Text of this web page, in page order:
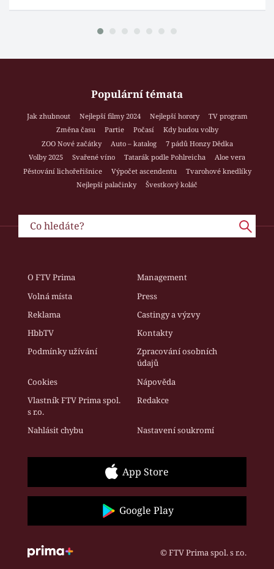
Populární témata
Jak zhubnout Nejlepší filmy 2024 Nejlepší horory
TV program
Změna času
Partie Počasí
Kdy budou volby
ZOO Nové začátky
Auto – katalog
7 pádů Honzy Dědka
Volby 2025
Svařené víno Tatarák podle Pohlreicha
Aloe vera
Pěstování lichořeřišnice
Výpočet ascendentu
Tvarohové knedlíky
Nejlepší palačinky
Švestkový koláč
O FTV Prima
Management
Volná místa
Press
Reklama
Castingy a výzvy
HbbTV
Kontakty
Podmínky užívání
Zpracování osobních
údajů
Cookies
Nápověda
Vlastník FTV Prima spol.
s r.o.
Redakce
Nahlásit chybu Nastavení soukromí
App Store
Google Play
© FTV Prima spol. s r.o.